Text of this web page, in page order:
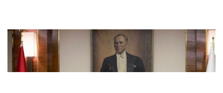
Bolat: Avusturya ile ticaret hacmin..